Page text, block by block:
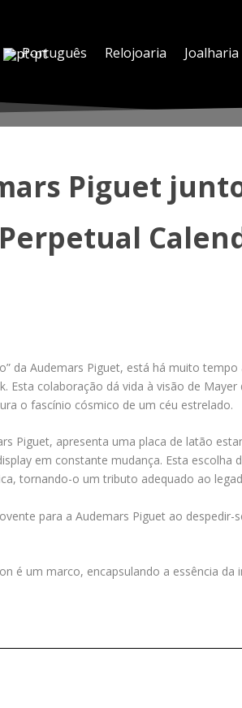
Português Relojoaria Joalharia
Piguet
Perpetual
da Audemars Piguet, está há muito
Esta colaboração dá vida à visão de
o fascínio cósmico de um céu estrelado.
Piguet, apresenta uma placa de latão
em constante mudança. Esta escolha
tornando-o um tributo adequado ao
para a Audemars Piguet ao
é um marco, encapsulando a essência